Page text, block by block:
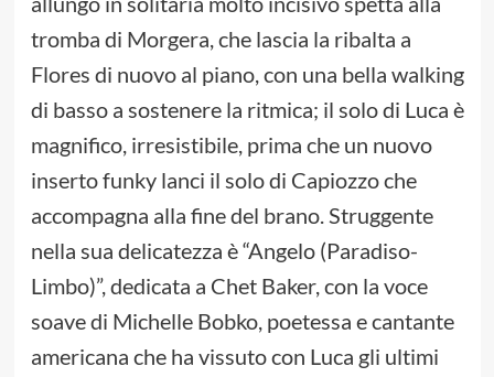
tromba di Morgera, che lascia la ribalta a
Flores di nuovo al piano, con una bella walking
di basso a sostenere la ritmica; il solo di Luca è
magnifico, irresistibile, prima che un nuovo
inserto funky lanci il solo di Capiozzo che
accompagna alla fine del brano. Struggente
nella sua delicatezza è “Angelo (Paradiso-
Limbo)”, dedicata a Chet Baker, con la voce
soave di Michelle Bobko, poetessa e cantante
americana che ha vissuto con Luca gli ultimi